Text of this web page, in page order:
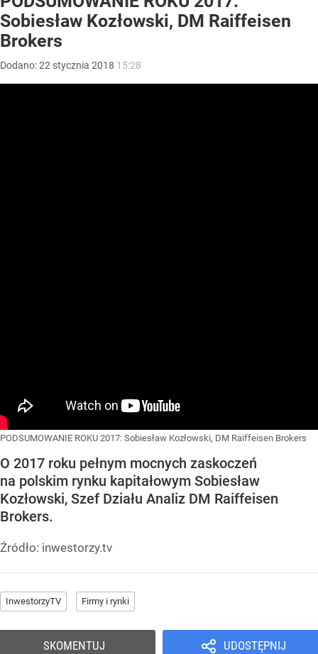
Sobiesław Kozłowski, DM Raiffeisen
Brokers
Dodano:22 stycznia 2018 15:28
PODSUMOWANIE ROKU 2017: Sobiesław Kozłowski, DM Raiffeisen Brokers
O 2017 roku pełnym mocnych zaskoczeń
na polskim rynku kapitałowym Sobiesław
Kozłowski, Szef Działu Analiz DM Raiffeisen
Brokers.
Źródło: inwestorzy.tv
InwestorzyTV Firmy i rynki
UDOSTĘPNIJ
SKOMENTUJ